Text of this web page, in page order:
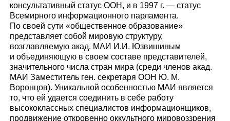
консультативный статус ООН, и в 1997 г. — статус
Всемирного информационного парламента.
По своей сути «общественное образование»
представляет собой мировую структуру,
возглавляемую акад. МАИ И.И. Юзвишиным
и объединяющую в своем составе представителей,
значительного числа стран мира (среди членов акад.
МАИ Заместитель ген. секретаря ООН Ю. М.
Воронцов). Уникальной особенностью МАИ является
то, что ей удается соединить в себе работу
высококлассных специалистов информационщиков,
продвижение откровенно оккультного мировоззрения